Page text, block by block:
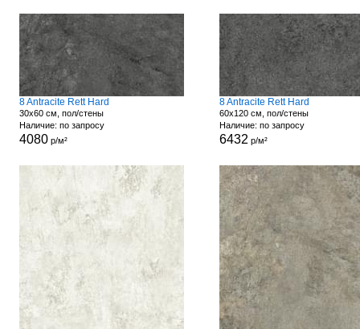
8 Antracite Rett Hard
30x60 см, пол/стены
Наличие: по запросу
4080р/м²
8 Antracite Rett Hard
60x120 см, пол/стены
Наличие: по запросу
6432 р/м²